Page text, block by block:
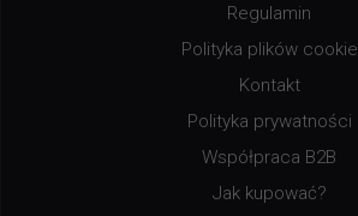
Regulamin
Polityka plików cookie
Kontakt
Polityka prywatności
Współpraca B2B
Jak kupować?